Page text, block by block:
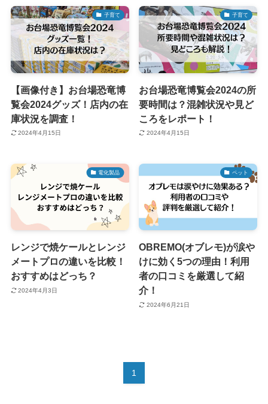
子育て
【画像付き】お台場恐竜博
覧会2024グッズ！店内の在
庫状況を調査！
2024年4月15日
子育て
お台場恐竜博覧会2024の所
要時間は？混雑状況や見ど
ころをレポート！
2024年4月15日
電化製品
レンジで焼ケールとレンジ
メートプロの違いを比較！
おすすめはどっち？
2024年4月3日
ペット
OBREMO(オブレモ)が涙や
けに効く5つの理由！利用
者の口コミを厳選して紹
介！
2024年6月21日
1